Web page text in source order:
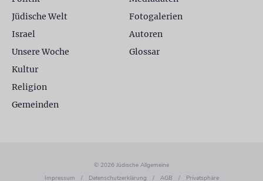
Jüdische Welt
Israel
Unsere Woche
Kultur
Religion
Gemeinden
Fotogalerien
Autoren
Glossar
© 2026 Jüdische Allgemeine
Impressum
/ Datenschutzerklärung / AGB / Privatsphäre